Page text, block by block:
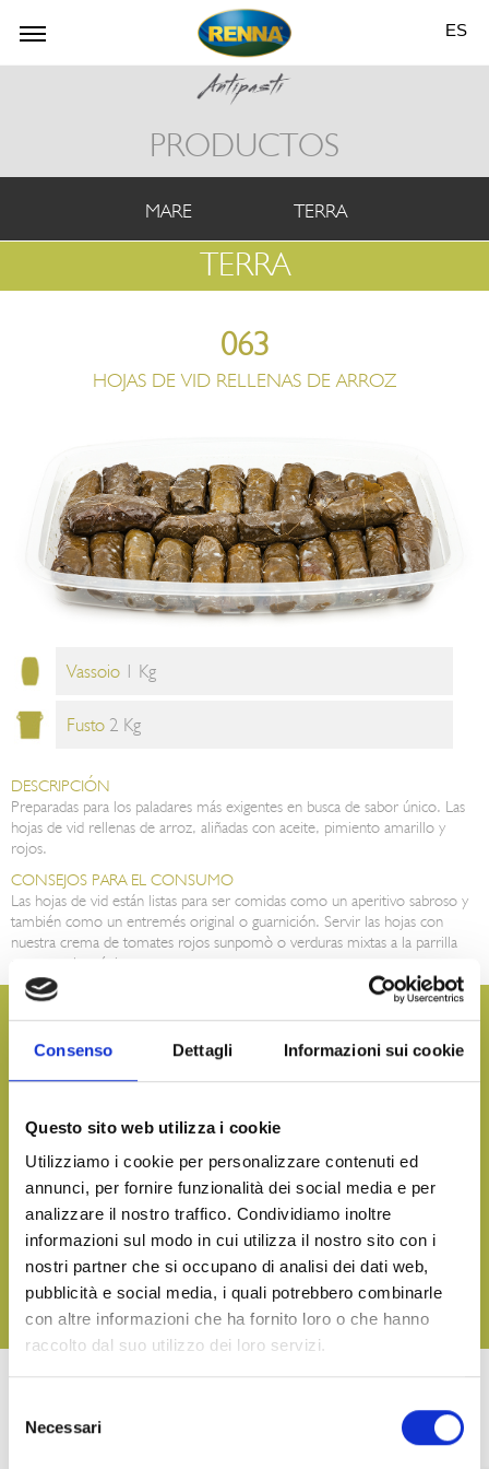
Consenso Dettagli Informazioni sui cookie
Questo sito web utilizza i cookie
Utilizziamo i cookie per personalizzare contenuti ed
annunci, per fornire funzionalità dei social media e per
analizzare il nostro traffico. Condividiamo inoltre
informazioni sul modo in cui utilizza il nostro sito con i
nostri partner che si occupano di analisi dei dati web,
pubblicità e social media, i quali potrebbero combinarle
con altre informazioni che ha fornito loro o che hanno
raccolto dal suo utilizzo dei loro servizi.
delNecessari
ES
PRODUCTOS
MARE TERRA
TERRA
063
HOJAS DE VID RELLENAS DE ARROZ
Vassoio 1 Kg
Fusto 2 Kg
DESCRIPCIÓN
Preparadas para los paladares más exigentes en busca de sabor único. Las
hojas de vid rellenas de arroz, aliñadas con aceite, pimiento amarillo y
rojos.
CONSEJOS PARA EL CONSUMO
Las hojas de vid están listas para ser comidas como un aperitivo sabroso y
también como un entremés original o guarnición. Servir las hojas con
nuestra crema de tomates rojos sunpomò o verduras mixtas a la parrilla
para un sabor único.
¿Quieres más información y recibir nuestro catálogo de
productos?
Llevar a la mesa el sabor del mar, en cualquier momento
NUESTRAS DELICIAS
DESCARGA
OTROS PRODUCTOS DE LA LINEA TERRA